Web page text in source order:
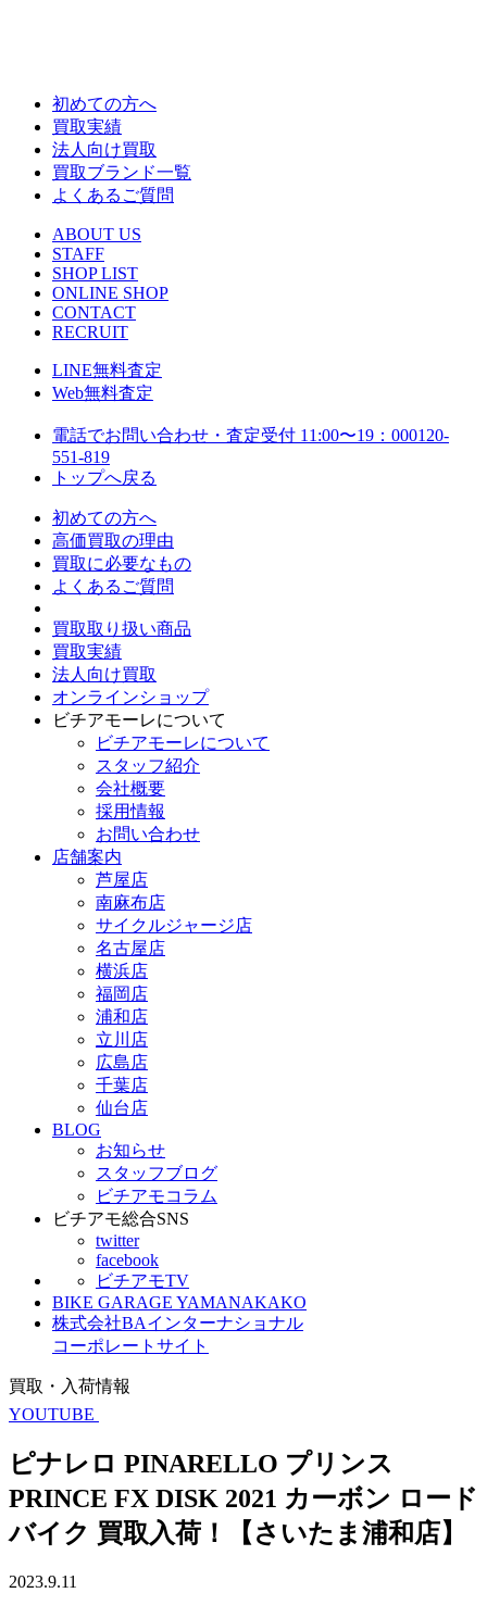
初めての方へ
買取実績
法人向け買取
買取ブランド一覧
よくあるご質問
ABOUT US
STAFF
SHOP LIST
ONLINE SHOP
CONTACT
RECRUIT
LINE無料査定
Web無料査定
電話でお問い合わせ・査定受付 11:00〜19：000120-
551-819
トップへ戻る
初めての方へ
高価買取の理由
買取に必要なもの
よくあるご質問
買取取り扱い商品
買取実績
法人向け買取
オンラインショップ
ビチアモーレについて
ビチアモーレについて
スタッフ紹介
会社概要
採用情報
お問い合わせ
店舗案内
芦屋店
南麻布店
サイクルジャージ店
名古屋店
横浜店
福岡店
浦和店
立川店
広島店
千葉店
仙台店
BLOG
お知らせ
スタッフブログ
ビチアモコラム
ビチアモ総合SNS
twitter
facebook
ビチアモTV
BIKE GARAGE YAMANAKAKO
株式会社BAインターナショナル
コーポレートサイト
買取・入荷情報
YOUTUBE
ピナレロ PINARELLO プリンス
PRINCE FX DISK 2021 カーボン ロード
バイク 買取入荷！【さいたま浦和店】
2023.9.11